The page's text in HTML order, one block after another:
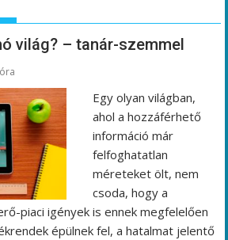
világ? – tanár-szemmel
Egy olyan világban,
ahol a hozzáférhető
információ már
felfoghatatlan
méreteket ölt, nem
csoda, hogy a
piaci igények is ennek megfelelően
épülnek fel, a hatalmat jelentő